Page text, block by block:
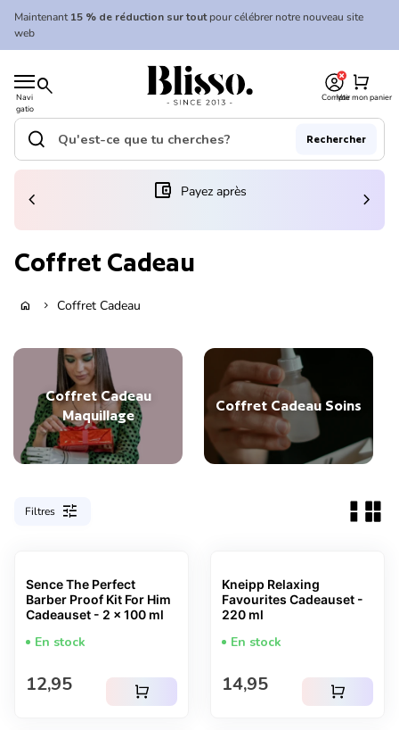
Skip to content
Maintenant15 % de réduction sur toutpour célébrer notre nouveau site
web
Navi
gatio
n
mobil
search
Accueil
CompteVoir mon panier
shopping_cart
Accueil
Recherche"
search Rechercher
(le lien s'ouvre dans un nouvel onglet/fenêtre)
account_balance_wallet Payez après
chevron_left chevron_right
Coffret Cadeau
home chevron_right Coffret Cadeau
Coffret Cadeau
Maquillage
Coffret Cadeau Soins
Filtres tune
Sence The Perfect
Barber Proof Kit For Him
Cadeauset - 2 x 100 ml
En stock
Prix normal
12,95 shopping_cart
Kneipp Relaxing
Favourites Cadeauset -
220 ml
En stock
Prix normal
14,95 shopping_cart